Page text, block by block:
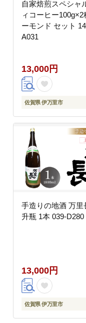
自家焙煎スペシャ
ィコーヒー100g×2
ーモンド セット
A031
13,000円
佐賀県 伊万里市
手造りの地酒 万里
升瓶 1本 039-D280
13,000円
佐賀県 伊万里市